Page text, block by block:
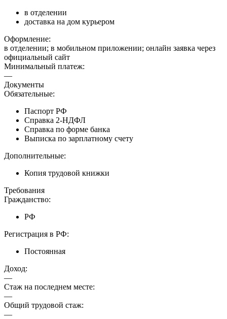
в отделении
доставка на дом курьером
Оформление:
в отделении; в мобильном приложении; онлайн заявка через
официальный сайт
Минимальный платеж:
—
Документы
Обязательные:
Паспорт РФ
Справка 2-НДФЛ
Справка по форме банка
Выписка по зарплатному счету
Дополнительные:
Копия трудовой книжки
Требования
Гражданство:
РФ
Регистрация в РФ:
Постоянная
Доход:
—
Стаж на последнем месте:
—
Общий трудовой стаж:
—